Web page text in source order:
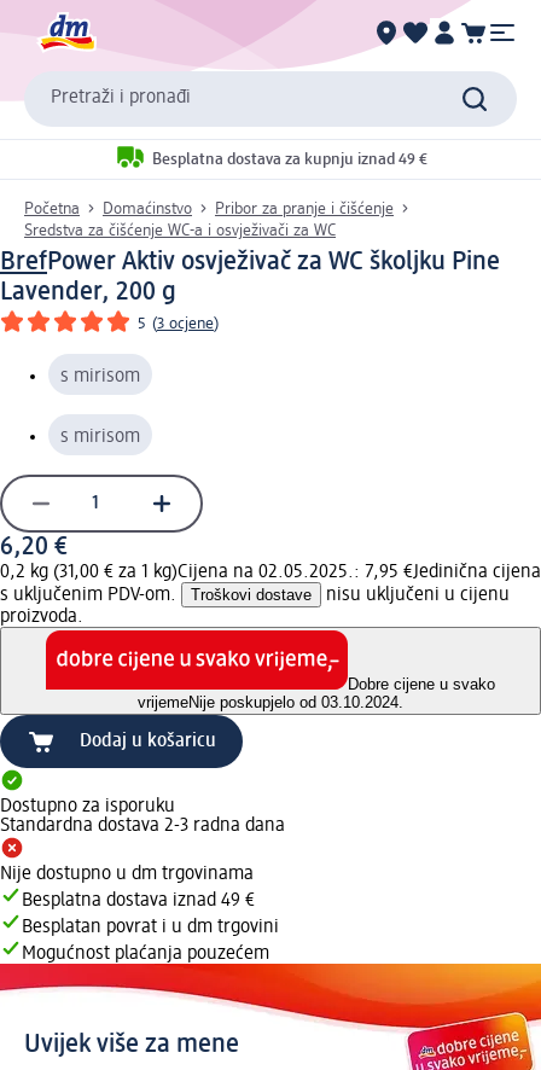
Pretraži i pronađi
Besplatna dostava za kupnju iznad 49 €
Početna Domaćinstvo
Pribor za pranje i čišćenje
Sredstva za čišćenje WC-a i osvježivači za WC
BrefPower Aktiv osvježivač za WC školjku Pine
Lavender, 200 g
5 (3 ocjene)
s mirisom
s mirisom
6,20 €
0,2 kg (31,00 € za 1 kg)Cijena na 02.05.2025.: 7,95 €Jedinična cijena
s uključenim PDV-om.
Troškovi dostave
nisu uključeni u cijenu
proizvoda.
Dobre cijene u svako
vrijemeNije poskupjelo od 03.10.2024.
Dodaj u košaricu
Dostupno za isporuku
Standardna dostava 2-3 radna dana
Nije dostupno u dm trgovinama
Besplatna dostava iznad 49 €
Besplatan povrat i u dm trgovini
Mogućnost plaćanja pouzećem
Uvijek više za mene